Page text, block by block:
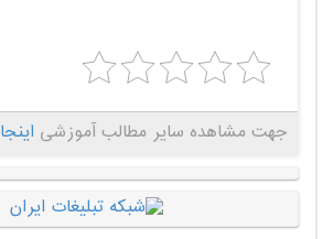
جهت مشاهده سایر مطالب آموزشی اینجا